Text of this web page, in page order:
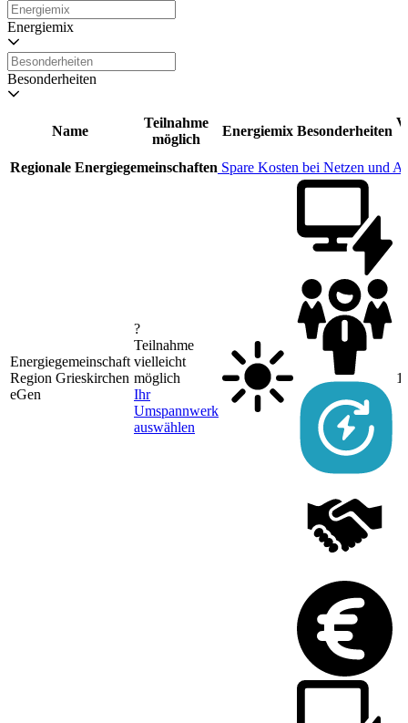
Energiemix
Besonderheiten
Name
Teilnahme
möglich
Energiemix Besonderheiten
Regionale Energiegemeinschaften Spare Kosten bei Netzen und
Energiegemeinschaft
Region Grieskirchen
eGen
?
Teilnahme
vielleicht
möglich
Ihr
Umspannwerk
auswählen